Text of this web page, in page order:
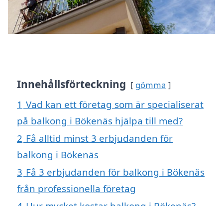
Innehållsförteckning gömma
1 Vad kan ett företag som är specialiserat
på balkong i Bökenäs hjälpa till med?
2 Få alltid minst 3 erbjudanden för
balkong i Bökenäs
3 Få 3 erbjudanden för balkong i Bökenäs
från professionella företag